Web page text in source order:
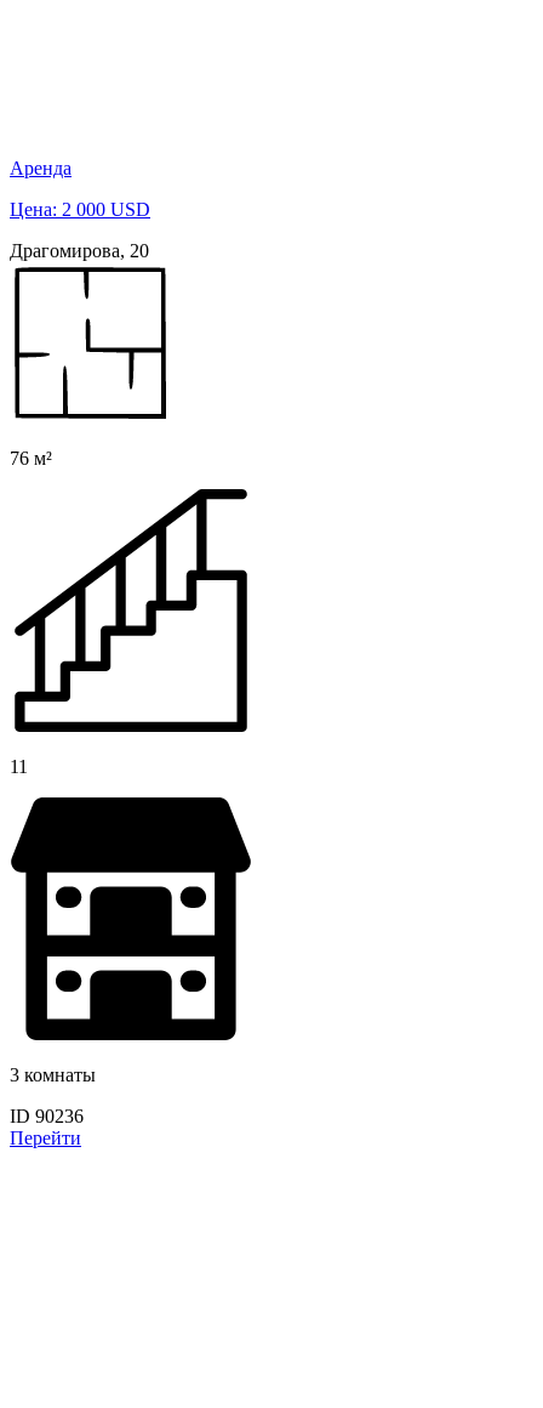
Аренда
Цена: 2 000 USD
Драгомирова, 20
76 м²
11
3 комнаты
ID 90236
Перейти